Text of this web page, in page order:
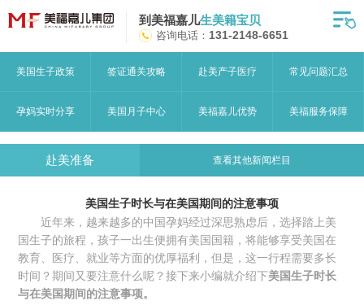
到美福嘉儿生美籍宝贝
咨询电话： 131-2148-6651
美国生子政策 签证通关攻略 赴美产子医疗 常见问题汇总
孕妈实时分享 美国月子中心 美福嘉儿优势 美福服务保障
赴美准备 查看其他新闻栏目
美国生子时长与在美国期间的注意事项
近年来，越来越多的中国孕妈经过深思熟虑后，选择踏上美
国生子的旅程，孩子一出生便拥有美国国籍，将能够享受美国在
教育、医疗、就业等方面的优厚福利，但是，这一行程需要多长
时间？期间又要注意什么呢？接下来小编就介绍下美国生子时长
与在美国期间的注意事项。
首页
月子中心服务
宝妈见证
赴美攻略